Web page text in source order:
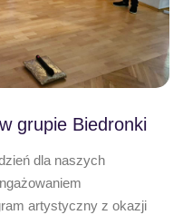
grupie Biedronki
dla naszych
artystyczny z okazji